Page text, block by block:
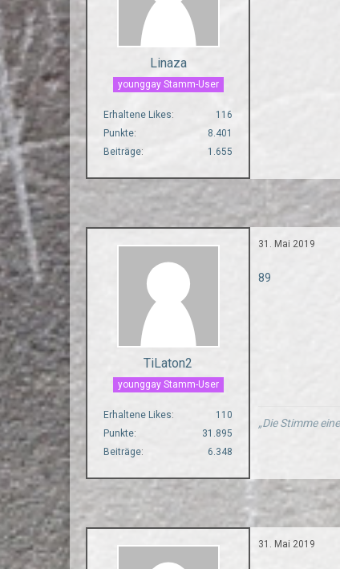
Linaza
younggay Stamm-User
Erhaltene Likes
116
Punkte
8.401
Beiträge
1.655
TiLaton2
younggay Stamm-User
Erhaltene Likes
110
Punkte
31.895
Beiträge
6.348
31. Mai 2019
89
„Die Stimme
31. Mai 2019